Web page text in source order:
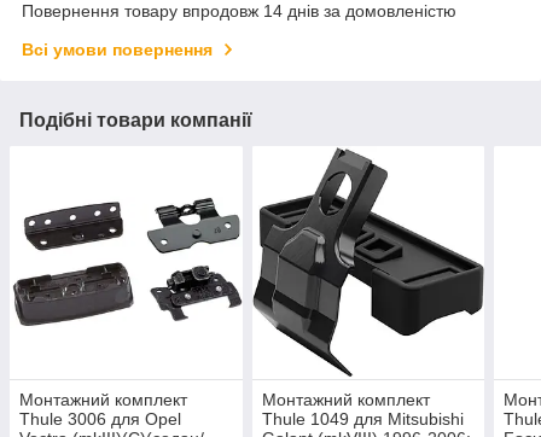
Повернення товару впродовж 14 днів за домовленістю
Всі умови повернення
Подібні товари компанії
Монтажний комплект
Thule 3006 для Opel
Монтажний комплект
Thule 1049 для Mitsubishi